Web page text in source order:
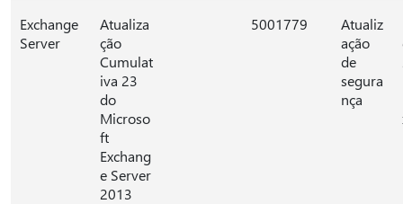
Exchange
Server
Atualiza
ção
Cumulat
iva 23
do
Microso
ft
Exchang
e Server
2013
5001779
Atualiz
ação
de
segura
nça